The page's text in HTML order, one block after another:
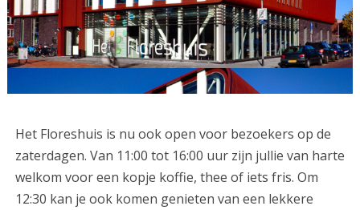
Het Floreshuis is nu ook open voor bezoekers op de
zaterdagen. Van 11:00 tot 16:00 uur zijn jullie van harte
welkom voor een kopje koffie, thee of iets fris. Om
12:30 kan je ook komen genieten van een lekkere